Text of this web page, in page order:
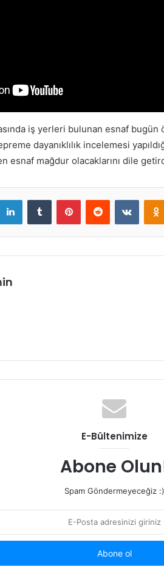
iş yerleri bulunan esnaf
dayanıklılık incelemesi
esnaf mağdur olacaklarını dile
LinkedInTumblr PinterestReddit
E-Bültenimize
Abone
Spam Göndermeyeceğiz :)